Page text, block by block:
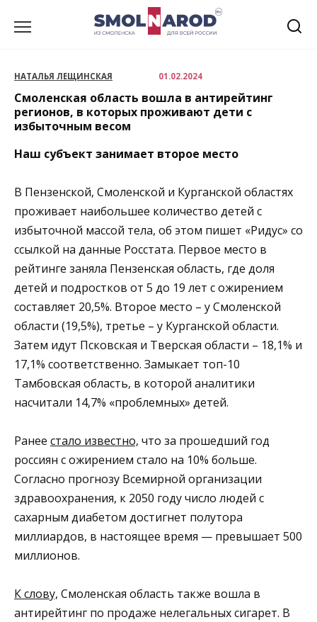
НАТАЛЬЯ ЛЕЩИНСКАЯ 01.02.2024
Смоленская область вошла в антирейтинг
регионов, в которых проживают дети с
избыточным весом
Наш субъект занимает второе место
В Пензенской, Смоленской и Курганской областях
проживает наибольшее количество детей с
избыточной массой тела, об этом пишет «Ридус» со
ссылкой на данные Росстата. Первое место в
рейтинге заняла Пензенская область, где доля
детей и подростков от 5 до 19 лет с ожирением
составляет 20,5%. Второе место – у Смоленской
области (19,5%), третье – у Курганской области.
Затем идут Псковская и Тверская области – 18,1% и
17,1% соответственно. Замыкает топ-10
Тамбовская область, в которой аналитики
насчитали 14,7% «проблемных» детей.
Ранее стало известно, что за прошедший год
россиян с ожирением стало на 10% больше.
Согласно прогнозу Всемирной организации
здравоохранения, к 2050 году число людей с
сахарным диабетом достигнет полутора
миллиардов, в настоящее время — превышает 500
миллионов.
К слову, Смоленская область также вошла в
антирейтинг по продаже нелегальных сигарет. В